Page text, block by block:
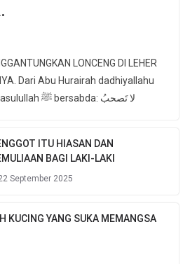
LONCENG DI LEHER
Dari Abu Hurairah dadhiyallahu
anhu, sesungguhnya Rasulullah ﷺ bersabda: لا تَصحبُ
ITU HIASAN DAN
BAGI LAKI-LAKI
September 2025
KUCING YANG SUKA MEMANGSA